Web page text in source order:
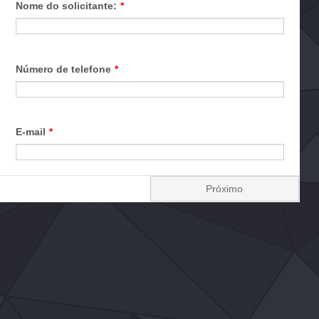
Nome do solicitante: *
Número de telefone *
E-mail *
Próximo